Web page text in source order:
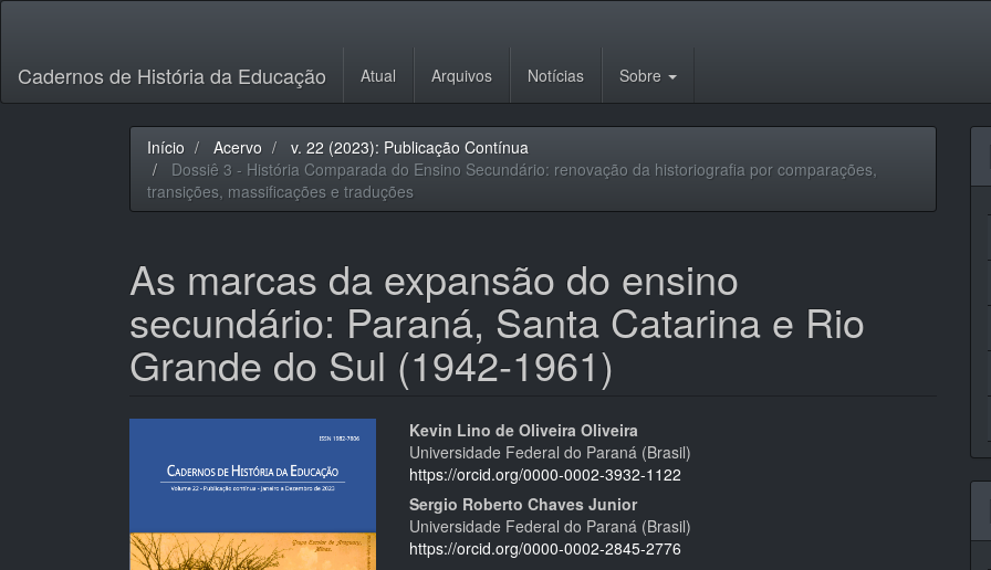
principal
Barra
Cadernos de História da Educação Atual Arquivos Notícias Sobre
Início Acervo
v. 22 (2023): Publicação Contínua
Dossiê 3 - História Comparada do Ensino Secundário: renovação da historiografia por comparações,
transições, massificações e traduções
As marcas da expansão do ensino
secundário: Paraná, Santa Catarina e Rio
Grande do Sul (1942-1961)
lateral
artigos
Conteúdo
do
artigo
principal
Kevin Lino de Oliveira Oliveira
Universidade Federal do Paraná (Brasil)
https://orcid.org/0000-0002-3932-1122
Sergio Roberto Chaves Junior
Universidade Federal do Paraná (Brasil)
https://orcid.org/0000-0002-2845-2776